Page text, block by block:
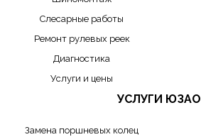
Слесарные работы
Ремонт рулевых реек
Диагностика
Услуги и цены
УСЛУГИ ЮЗАО
Замена поршневых колец